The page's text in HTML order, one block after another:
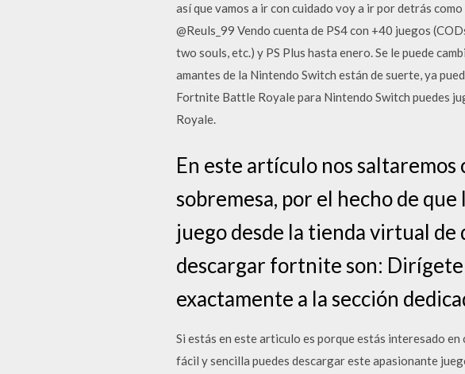
así que vamos a ir con cuidado voy a ir por detrás
@Reuls_99 Vendo cuenta de PS4 con +40 juegos
two souls, etc.) y PS Plus hasta enero. Se le puede
amantes de la Nintendo Switch están de suerte, ya
Fortnite Battle Royale para Nintendo Switch puedes
Royale.
En este artículo nos
sobremesa, por el hecho de
juego desde la tienda virtual de
descargar fortnite son: Dirígete
exactamente a la sección
Si estás en este articulo es porque estás interesado
fácil y sencilla puedes descargar este apasionante